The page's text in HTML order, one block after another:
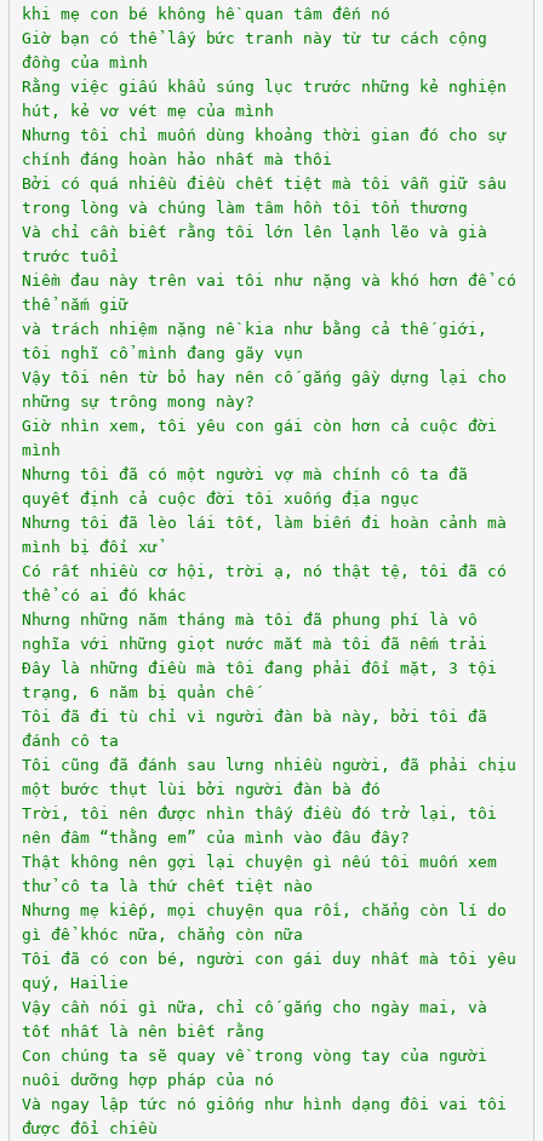
khi mẹ con bé không hề quan tâm đến nó
Giờ bạn có thể lấy bức tranh này từ tư cách cộng
đồng của mình
Rằng việc giấu khẩu súng lục trước những kẻ nghiện
hút, kẻ vơ vét mẹ của mình
Nhưng tôi chỉ muốn dùng khoảng thời gian đó cho sự
chính đáng hoàn hảo nhất mà thôi
Bởi có quá nhiều điều chết tiệt mà tôi vẫn giữ sâu
trong lòng và chúng làm tâm hồn tôi tổn thương
Và chỉ cần biết rằng tôi lớn lên lạnh lẽo và già
trước tuổi
Niềm đau này trên vai tôi như nặng và khó hơn để có
thể nắm giữ
và trách nhiệm nặng nề kia như bằng cả thế giới,
tôi nghĩ cổ mình đang gãy vụn
Vậy tôi nên từ bỏ hay nên cố gắng gầy dựng lại cho
những sự trông mong này?
Giờ nhìn xem, tôi yêu con gái còn hơn cả cuộc đời
mình
Nhưng tôi đã có một người vợ mà chính cô ta đã
quyết định cả cuộc đời tôi xuống địa ngục
Nhưng tôi đã lèo lái tốt, làm biến đi hoàn cảnh mà
mình bị đối xử
Có rất nhiều cơ hội, trời ạ, nó thật tệ, tôi đã có
thể có ai đó khác
Nhưng những năm tháng mà tôi đã phung phí là vô
nghĩa với những giọt nước mắt mà tôi đã nếm trải
Đây là những điều mà tôi đang phải đối mặt, 3 tội
trạng, 6 năm bị quản chế
Tôi đã đi tù chỉ vì người đàn bà này, bởi tôi đã
đánh cô ta
Tôi cũng đã đánh sau lưng nhiều người, đã phải chịu
một bước thụt lùi bởi người đàn bà đó
Trời, tôi nên được nhìn thấy điều đó trở lại, tôi
nên đâm “thằng em” của mình vào đâu đây?
Thật không nên gợi lại chuyện gì nếu tôi muốn xem
thử cô ta là thứ chết tiệt nào
Nhưng mẹ kiếp, mọi chuyện qua rồi, chẳng còn lí do
gì để khóc nữa, chẳng còn nữa
Tôi đã có con bé, người con gái duy nhất mà tôi yêu
quý, Hailie
Vậy cần nói gì nữa, chỉ cố gắng cho ngày mai, và
tốt nhất là nên biết rằng
Con chúng ta sẽ quay về trong vòng tay của người
nuôi dưỡng hợp pháp của nó
Và ngay lập tức nó giống như hình dạng đôi vai tôi
được đổi chiều